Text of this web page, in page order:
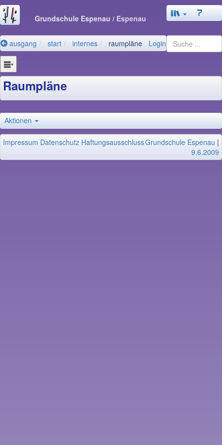
Grundschule Espenau / Espenau
ausgang start internes raumpläne Login
Raumpläne
Aktionen
Impressum Datenschutz HaftungsausschlussGrundschule Espenau |
9.6.2009